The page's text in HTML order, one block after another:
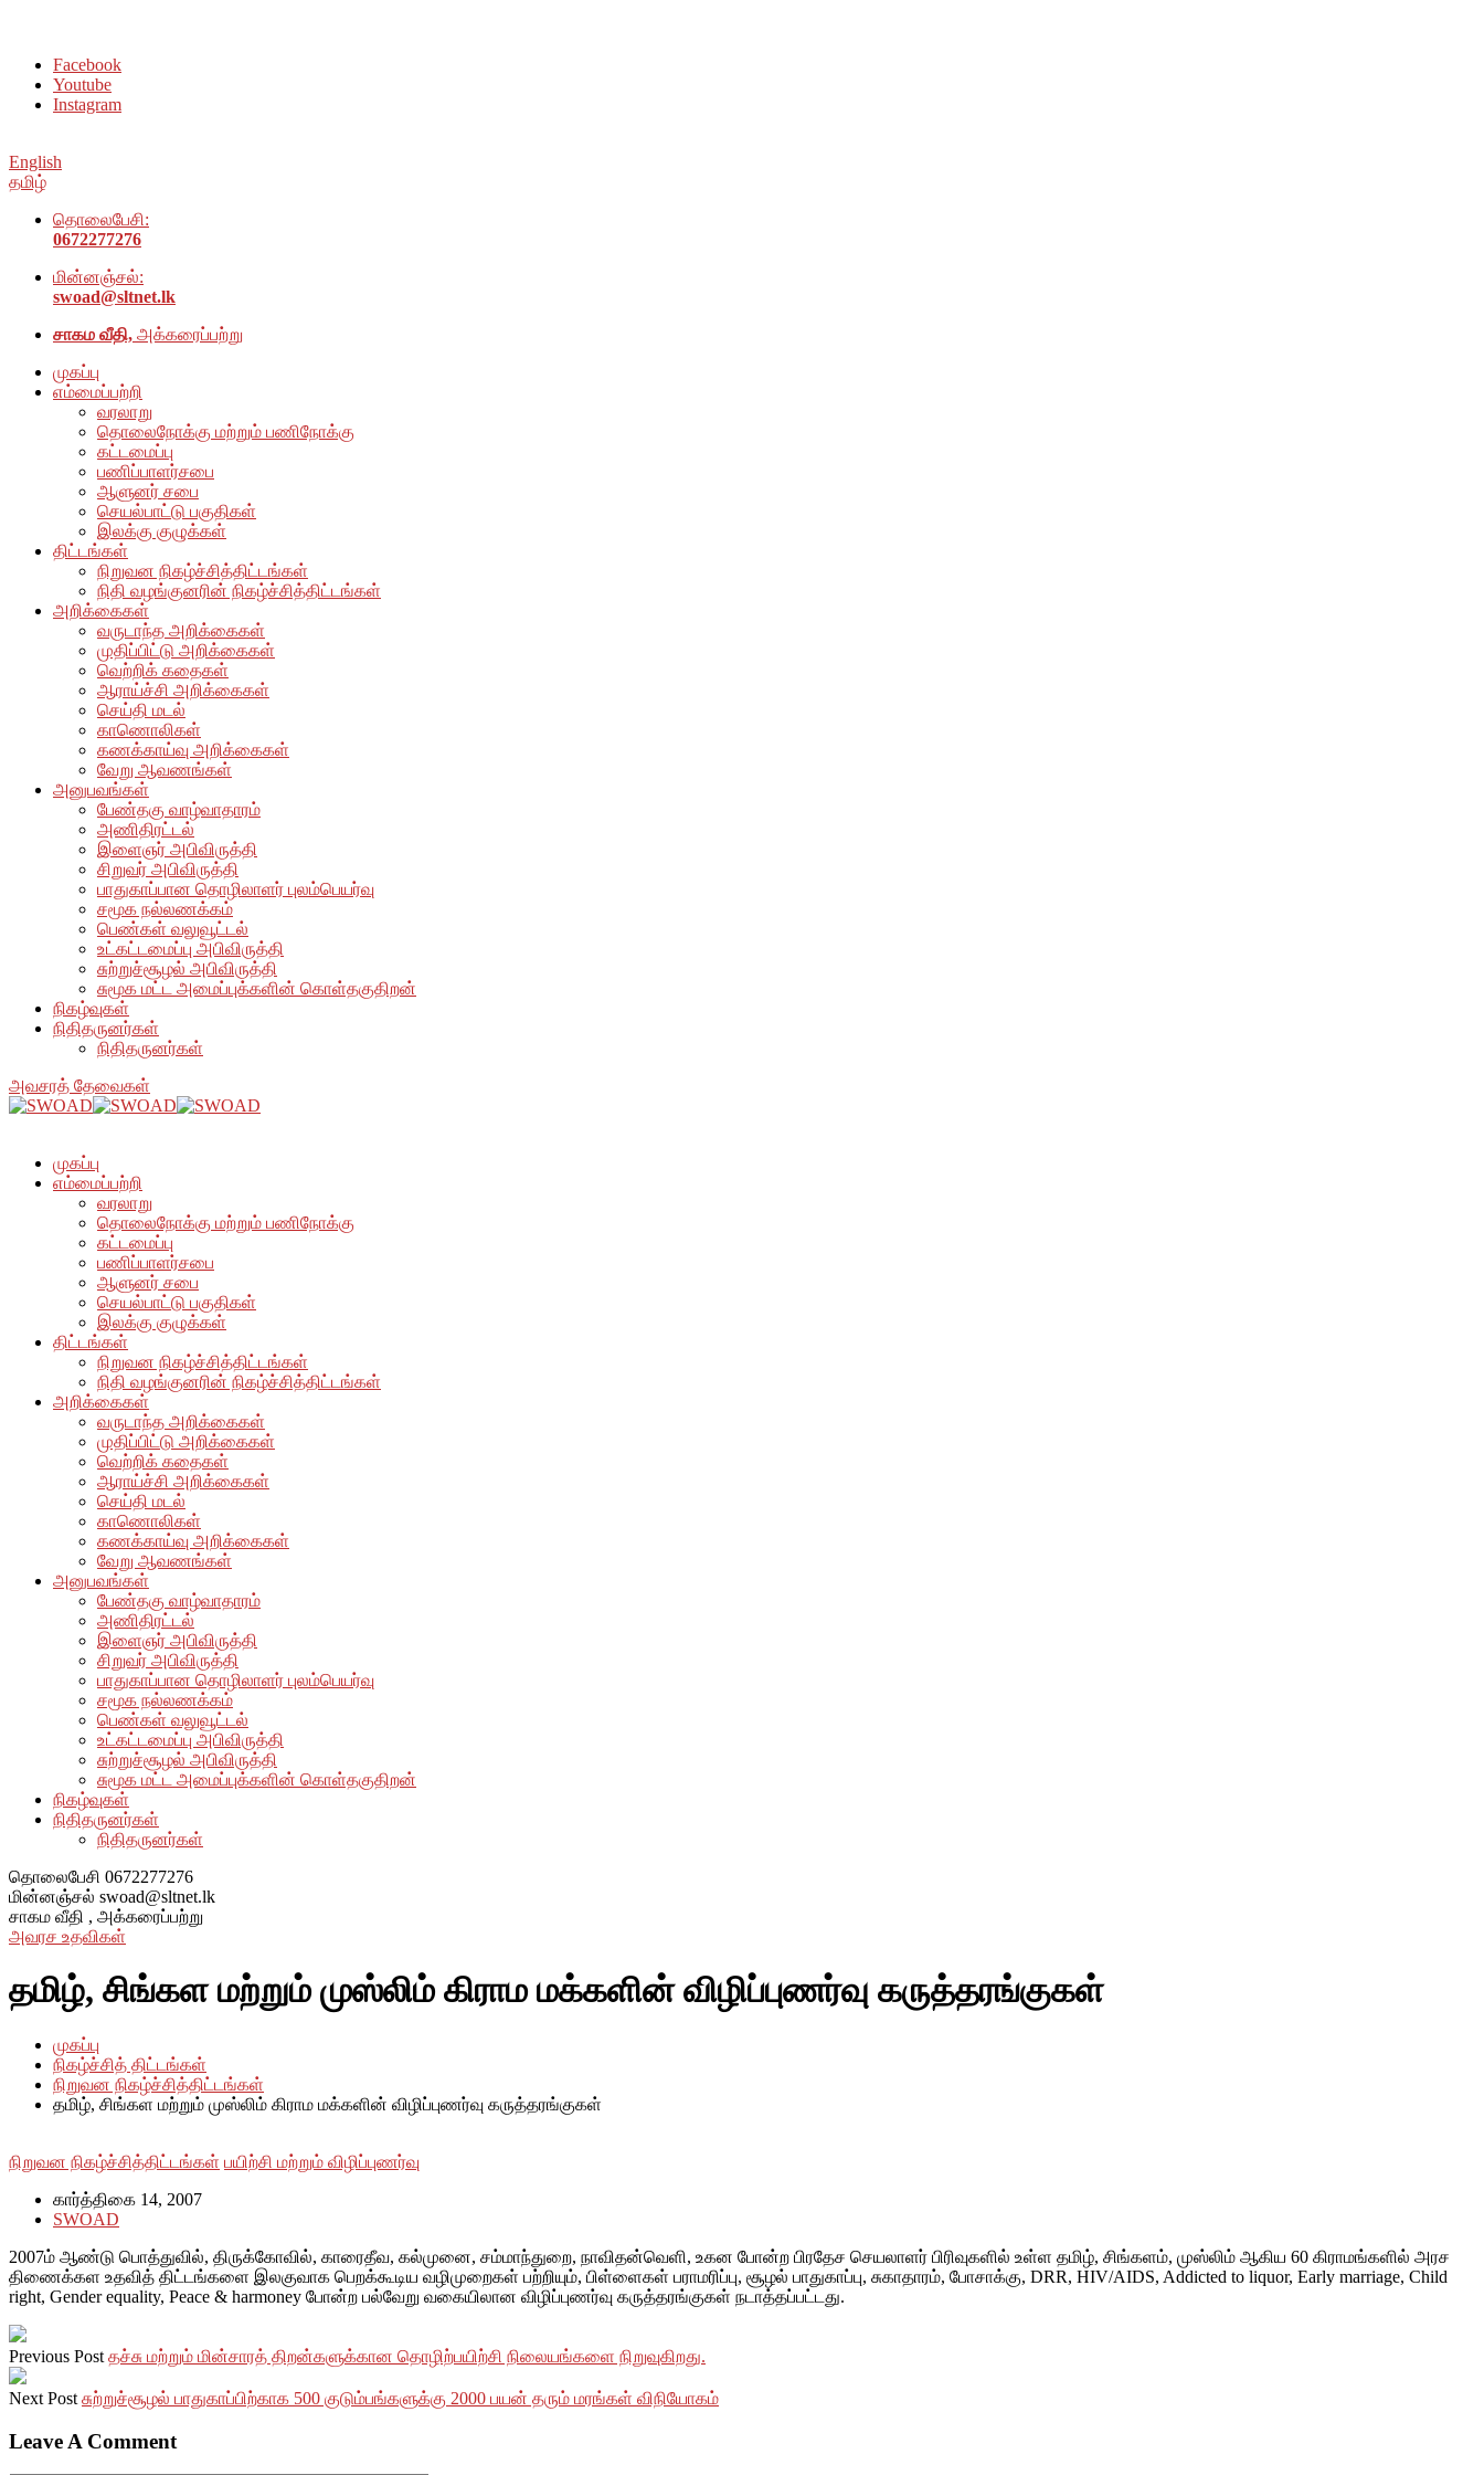
Facebook
Youtube
Instagram
English
தமிழ்
தொலைபேசி:
0672277276
மின்னஞ்சல்:
swoad@sltnet.lk
சாகம வீதி, அக்கரைப்பற்று
முகப்பு
எம்மைப்பற்றி
வரலாறு
தொலைநோக்கு மற்றும் பணிநோக்கு
கட்டமைப்பு
பணிப்பாளர்சபை
ஆளுனர் சபை
செயல்பாட்டு பகுதிகள்
இலக்கு குழுக்கள்
திட்டங்கள்
நிறுவன நிகழ்ச்சித்திட்டங்கள்
நிதி வழங்குனரின் நிகழ்ச்சித்திட்டங்கள்
அறிக்கைகள்
வருடாந்த அறிக்கைகள்
முதிப்பிட்டு அறிக்கைகள்
வெற்றிக் கதைகள்
ஆராய்ச்சி அறிக்கைகள்
செய்தி மடல்
காணொலிகள்
கணக்காய்வு அறிக்கைகள்
வேறு ஆவணங்கள்
அனுபவங்கள்
பேண்தகு வாழ்வாதாரம்
அணிதிரட்டல்
இளைஞர் அபிவிருத்தி
சிறுவர் அபிவிருத்தி
பாதுகாப்பான தொழிலாளர் புலம்பெயர்வு
சமூக நல்லணக்கம்
பெண்கள் வலுவூட்டல்
உட்கட்டமைப்பு அபிவிருத்தி
சுற்றுச்சூழல் அபிவிருத்தி
சுமூக மட்ட அமைப்புக்களின் கொள்தகுதிறன்
நிகழ்வுகள்
நிதிதருனர்கள்
நிதிதருனர்கள்
அவசரத் தேவைகள்
முகப்பு
எம்மைப்பற்றி
வரலாறு
தொலைநோக்கு மற்றும் பணிநோக்கு
கட்டமைப்பு
பணிப்பாளர்சபை
ஆளுனர் சபை
செயல்பாட்டு பகுதிகள்
இலக்கு குழுக்கள்
திட்டங்கள்
நிறுவன நிகழ்ச்சித்திட்டங்கள்
நிதி வழங்குனரின் நிகழ்ச்சித்திட்டங்கள்
அறிக்கைகள்
வருடாந்த அறிக்கைகள்
முதிப்பிட்டு அறிக்கைகள்
வெற்றிக் கதைகள்
ஆராய்ச்சி அறிக்கைகள்
செய்தி மடல்
காணொலிகள்
கணக்காய்வு அறிக்கைகள்
வேறு ஆவணங்கள்
அனுபவங்கள்
பேண்தகு வாழ்வாதாரம்
அணிதிரட்டல்
இளைஞர் அபிவிருத்தி
சிறுவர் அபிவிருத்தி
பாதுகாப்பான தொழிலாளர் புலம்பெயர்வு
சமூக நல்லணக்கம்
பெண்கள் வலுவூட்டல்
உட்கட்டமைப்பு அபிவிருத்தி
சுற்றுச்சூழல் அபிவிருத்தி
சுமூக மட்ட அமைப்புக்களின் கொள்தகுதிறன்
நிகழ்வுகள்
நிதிதருனர்கள்
நிதிதருனர்கள்
தொலைபேசி 0672277276
மின்னஞ்சல் swoad@sltnet.lk
சாகம வீதி , அக்கரைப்பற்று
அவரச உதவிகள்
தமிழ், சிங்கள மற்றும் முஸ்லிம் கிராம மக்களின் விழிப்புணர்வு கருத்தரங்குகள்
முகப்பு
நிகழ்ச்சித் திட்டங்கள்
நிறுவன நிகழ்ச்சித்திட்டங்கள்
தமிழ், சிங்கள மற்றும் முஸ்லிம் கிராம மக்களின் விழிப்புணர்வு கருத்தரங்குகள்
நிறுவன நிகழ்ச்சித்திட்டங்கள் பயிற்சி மற்றும் விழிப்புணர்வு
கார்த்திகை 14, 2007
SWOAD
2007ம் ஆண்டு பொத்துவில், திருக்கோவில், காரைதீவ, கல்முனை, சம்மாந்துறை, நாவிதன்வெளி, உகன போன்ற பிரதேச செயலாளர் பிரிவுகளில் உள்ள தமிழ், சிங்களம், முஸ்லிம் ஆகிய 60 கிராமங்களில் அரச
திணைக்கள உதவித் திட்டங்களை இலகுவாக பெறக்கூடிய வழிமுறைகள் பற்றியும், பிள்ளைகள் பராமரிப்பு, சூழல் பாதுகாப்பு, சுகாதாரம், போசாக்கு, DRR, HIV/AIDS, Addicted to liquor, Early marriage, Child
right, Gender equality, Peace & harmoney போன்ற பல்வேறு வகையிலான விழிப்புணர்வு கருத்தரங்குகள் நடாத்தப்பட்டது.
Previous Post தச்சு மற்றும் மின்சாரத் திறன்களுக்கான தொழிற்பயிற்சி நிலையங்களை நிறுவுகிறது.
Next Post சுற்றுச்சூழல் பாதுகாப்பிற்காக 500 குடும்பங்களுக்கு 2000 பயன் தரும் மரங்கள் விநியோகம்
Leave A Comment